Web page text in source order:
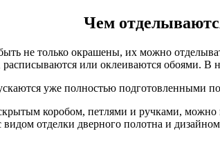
Чем
не только окрашены, их можно
или оклеиваются обоями. В
уже полностью подготовленными
коробом, петлями и ручками,
отделки дверного полотна и дизайном